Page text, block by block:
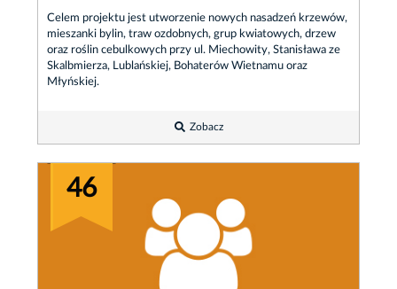
Celem projektu jest utworzenie nowych nasadzeń krzewów,
mieszanki bylin, traw ozdobnych, grup kwiatowych, drzew
oraz roślin cebulkowych przy ul. Miechowity, Stanisława ze
Skalbmierza, Lublańskiej, Bohaterów Wietnamu oraz
Młyńskiej.
Zobacz
46